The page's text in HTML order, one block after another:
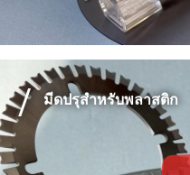
มีดปรุสำหรับพลาสติก